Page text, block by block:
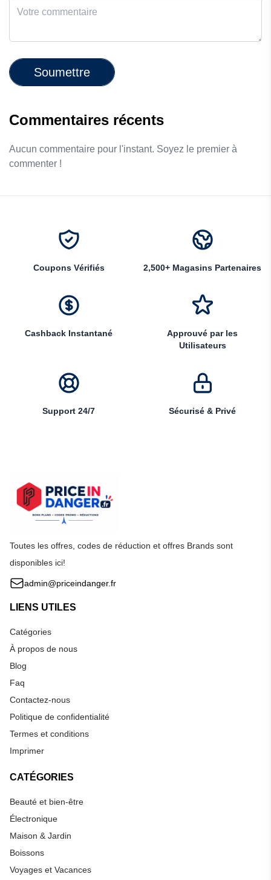
Soumettre
Commentaires récents
Aucun commentaire pour l'instant. Soyez le premier à
commenter !
Coupons Vérifiés 2,500+ Magasins Partenaires
Cashback Instantané
Approuvé par les
Utilisateurs
Support 24/7 Sécurisé & Privé
Toutes les offres, codes de réduction et offres Brands sont
disponibles ici!
admin@priceindanger.fr
LIENS UTILES
Catégories
À propos de nous
Blog
Faq
Contactez-nous
Politique de confidentialité
Termes et conditions
Imprimer
CATÉGORIES
Beauté et bien-être
Électronique
Maison & Jardin
Boissons
Voyages et Vacances